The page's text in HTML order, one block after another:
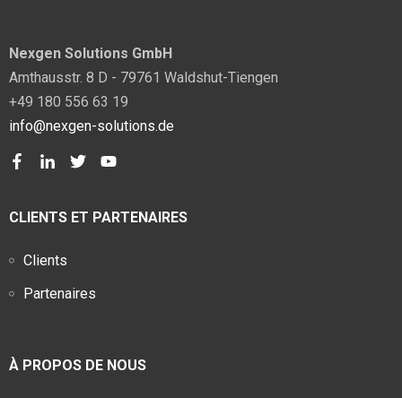
Nexgen Solutions GmbH
Amthausstr. 8 D - 79761 Waldshut-Tiengen
+49 180 556 63 19
info@nexgen-solutions.de
CLIENTS ET PARTENAIRES
Clients
Partenaires
À PROPOS DE NOUS